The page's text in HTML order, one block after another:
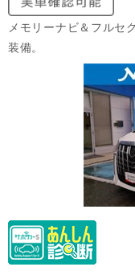
メモリーナビ＆フルセ
装備。